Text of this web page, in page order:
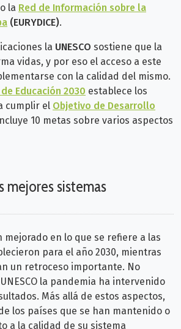
la Red de Información sobre la
(EURYDICE).
la UNESCO sostiene que la
vidas, y por eso el acceso a este
con la calidad del mismo.
Educación 2030 establece los
cumplir el Objetivo de Desarrollo
10 metas sobre varios aspectos
mejores sistemas
mejorado en lo que se refiere a las
para el año 2030, mientras
un retroceso importante. No
la pandemia ha intervenido
Más allá de estos aspectos,
los países que se han mantenido o
a la calidad de su sistema